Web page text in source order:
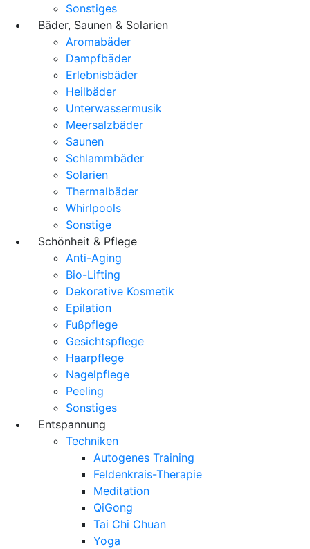
Sonstiges
Bäder, Saunen & Solarien
Aromabäder
Dampfbäder
Erlebnisbäder
Heilbäder
Unterwassermusik
Meersalzbäder
Saunen
Schlammbäder
Solarien
Thermalbäder
Whirlpools
Sonstige
Schönheit & Pflege
Anti-Aging
Bio-Lifting
Dekorative Kosmetik
Epilation
Fußpflege
Gesichtspflege
Haarpflege
Nagelpflege
Peeling
Sonstiges
Entspannung
Techniken
Autogenes Training
Feldenkrais-Therapie
Meditation
QiGong
Tai Chi Chuan
Yoga